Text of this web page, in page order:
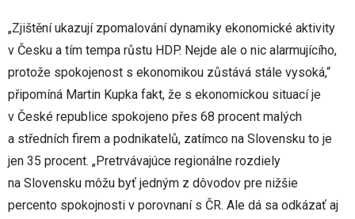
„Zjištění ukazují zpomalování dynamiky ekonomické aktivity
v Česku a tím tempa růstu HDP. Nejde ale o nic alarmujícího,
protože spokojenost s ekonomikou zůstává stále vysoká,“
připomíná Martin Kupka fakt, že s ekonomickou situací je
v České republice spokojeno přes 68 procent malých
a středních firem a podnikatelů, zatímco na Slovensku to je
jen 35 procent. „Pretrvávajúce regionálne rozdiely
na Slovensku môžu byť jedným z dôvodov pre nižšie
percento spokojnosti v porovnaní s ČR. Ale dá sa odkázať aj